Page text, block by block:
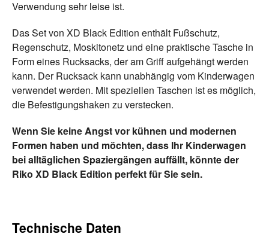
Verwendung sehr leise ist.
Das Set von XD Black Edition enthält Fußschutz,
Regenschutz, Moskitonetz und eine praktische Tasche in
Form eines Rucksacks, der am Griff aufgehängt werden
kann. Der Rucksack kann unabhängig vom Kinderwagen
verwendet werden. Mit speziellen Taschen ist es möglich,
die Befestigungshaken zu verstecken.
Wenn Sie keine Angst vor kühnen und modernen
Formen haben und möchten, dass Ihr Kinderwagen
bei alltäglichen Spaziergängen auffällt, könnte der
Riko XD Black Edition perfekt für Sie sein.
Technische Daten